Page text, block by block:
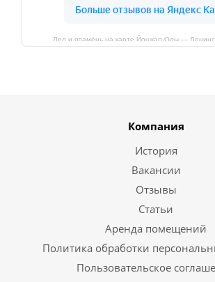
Лед и пламень на карте Йошкар‑Олы —
Компания
История
Вакансии
Отзывы
Статьи
Аренда помещений
Политика обработки
Пользовательское